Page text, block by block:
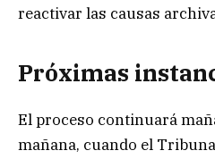
reactivar las causas
Próximas
El proceso continuará
mañana, cuando el